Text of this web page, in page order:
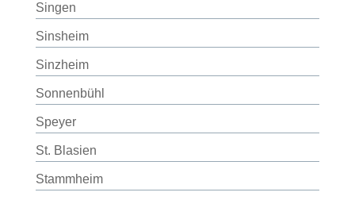
Singen
Sinsheim
Sinzheim
Sonnenbühl
Speyer
St. Blasien
Stammheim